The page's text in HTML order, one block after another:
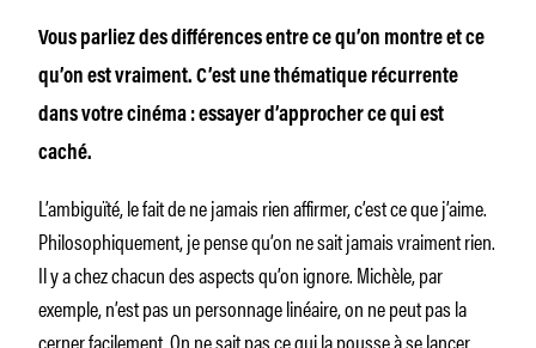
Vous parliez des différences entre ce qu’on montre et ce
qu’on est vraiment. C’est une thématique récurrente
dans votre cinéma : essayer d’approcher ce qui est
caché.
L’ambiguïté, le fait de ne jamais rien affirmer, c’est ce que j’aime.
Philosophiquement, je pense qu’on ne sait jamais vraiment rien.
Il y a chez chacun des aspects qu’on ignore. Michèle, par
exemple, n’est pas un personnage linéaire, on ne peut pas la
cerner facilement. On ne sait pas ce qui la pousse à se lancer